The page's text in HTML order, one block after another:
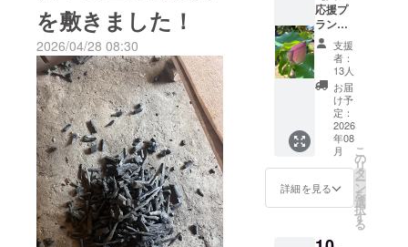
すごいタイミング！！！と
いうことで、するっと行っ
て参りました。ジェフさん
とミカさん。本当におふた
りの空気感が柔らかくて存
在が癒しでした！すごく素
敵なお宿でした！店主のミ
カさんもお客様としてつな
がっていたので、いつか泊
まりに行きたいと思いなが
いの町の生姜農家さんに手
伝ってもらいました！普段
から畑と向き合っているの
で、それはもうプロの土さ
ばき。ガタガタになってい
たところをきれいに整備し
てくれました！うちの娘
も、楽しみながら、自分が
担当する畝に、何かしら飾
を敷きました！
2026/04/28 08:30
今回、地元
安芸市の魅
力をさらに
多くの人に
知ってもら
うため、そ
して地域を
盛り上げる
たらいいな
応援プ
ラン！
お礼の
メッ
セー
ジ】 感
謝の気
持ちを
込め
て、お
礼の
メッ
セージ
をお送
りしま
※3333
支援
者：
13人
お届
け予
定：
2026
年08
月
詳細を見る
こ
の
リ
タ
ー
ン
を
選
択
す
る